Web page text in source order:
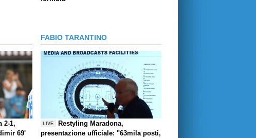
2-1,
69'
FABIO TARANTINO
LIVE
Restyling Maradona,
presentazione ufficiale: "63mila posti,